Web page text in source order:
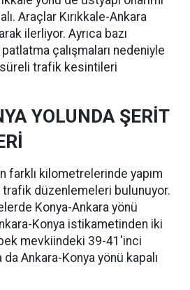
Araçlar Kırıkkale-Ankara
ilerliyor. Ayrıca bazı
çalışmaları nedeniyle
trafik kesintileri
YOLUNDA ŞERİT
farklı kilometrelerinde yapım
trafik düzenlemeleri bulunuyor.
Konya-Ankara yönü
Konya istikametinden iki
mevkiindeki 39-41'inci
Ankara-Konya yönü kapalı